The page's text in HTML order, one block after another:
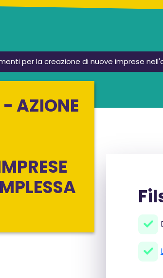
per la creazione di nuove imprese
- AZIONE